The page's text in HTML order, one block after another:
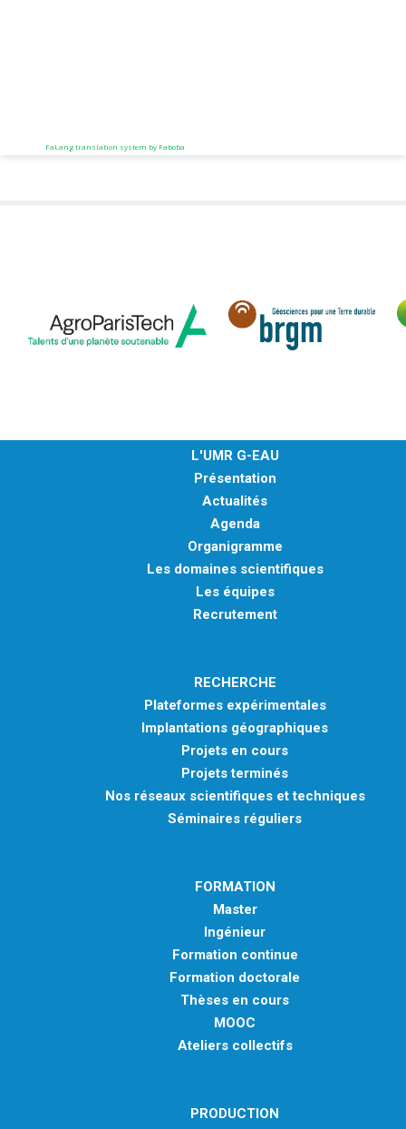
FaLang translation system by Faboba
L'UMR G-EAU
Présentation
Actualités
Agenda
Organigramme
Les domaines scientifiques
Les équipes
Recrutement
RECHERCHE
Plateformes expérimentales
Implantations géographiques
Projets en cours
Projets terminés
Nos réseaux scientifiques et techniques
Séminaires réguliers
FORMATION
Master
Ingénieur
Formation continue
Formation doctorale
Thèses en cours
MOOC
Ateliers collectifs
PRODUCTION